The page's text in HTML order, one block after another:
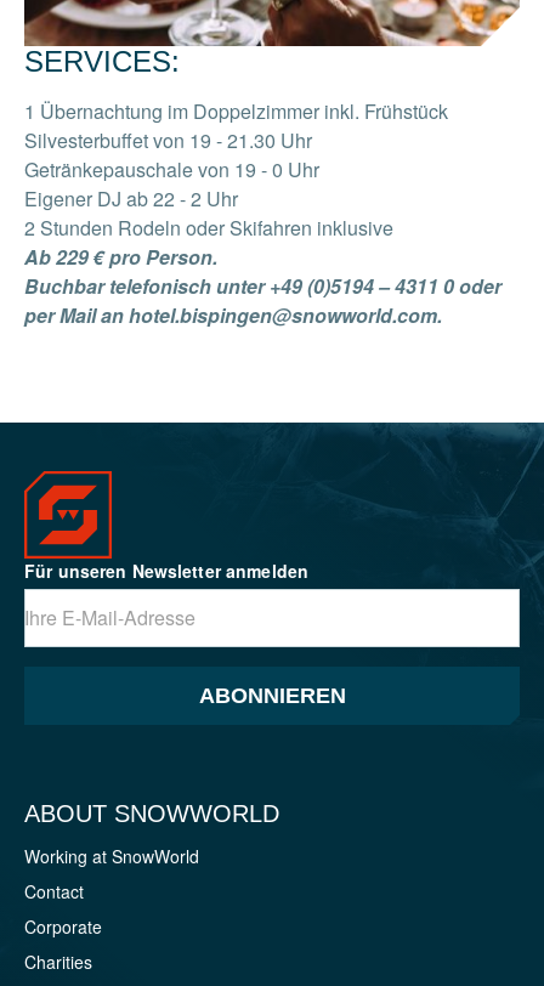
SERVICES:
1 Übernachtung im Doppelzimmer inkl. Frühstück
Silvesterbuffet von 19 - 21.30 Uhr
Getränkepauschale von 19 - 0 Uhr
Eigener DJ ab 22 - 2 Uhr
2 Stunden Rodeln oder Skifahren inklusive
Ab 229 € pro Person.
Buchbar telefonisch unter +49 (0)5194 – 4311 0 oder
per Mail an hotel.bispingen@snowworld.com.
Für unseren Newsletter anmelden
ABONNIEREN
ABOUT SNOWWORLD
Working at SnowWorld
Contact
Corporate
Charities